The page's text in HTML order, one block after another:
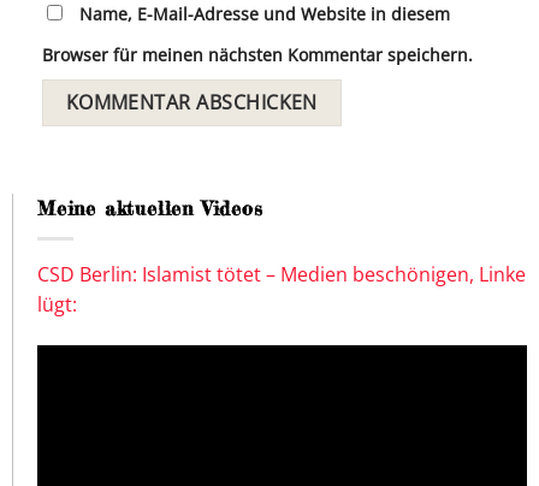
Name, E-Mail-Adresse und Website in diesem
Browser für meinen nächsten Kommentar speichern.
Meine aktuellen Videos
CSD Berlin: Islamist tötet – Medien beschönigen, Linke
lügt: